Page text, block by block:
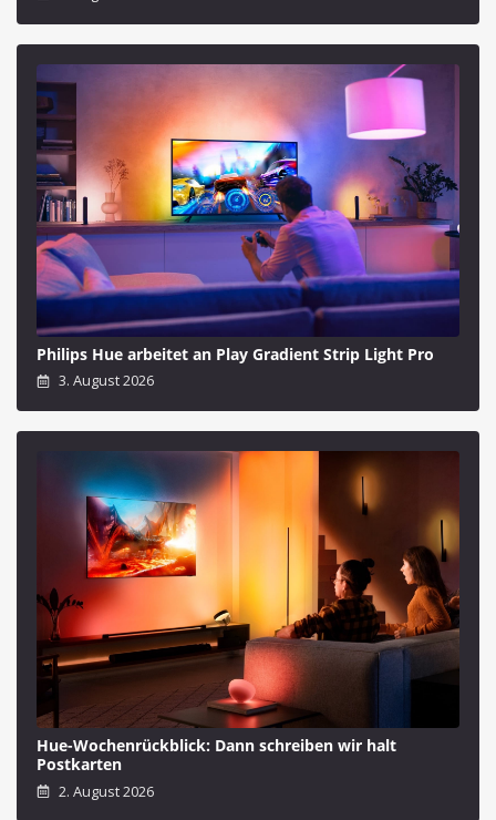
Philips Hue arbeitet an Play Gradient Strip Light Pro
3. August 2026
Hue-Wochenrückblick: Dann schreiben wir halt
Postkarten
2. August 2026